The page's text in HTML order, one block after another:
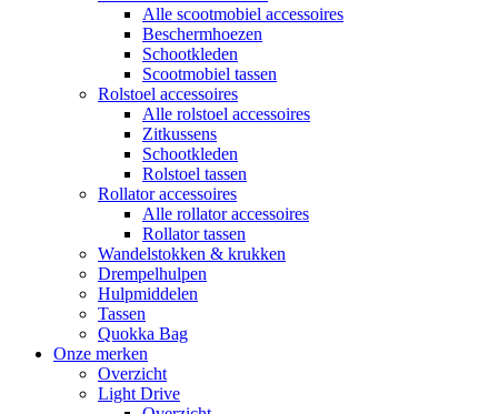
Alle scootmobiel accessoires
Beschermhoezen
Schootkleden
Scootmobiel tassen
Rolstoel accessoires
Alle rolstoel accessoires
Zitkussens
Schootkleden
Rolstoel tassen
Rollator accessoires
Alle rollator accessoires
Rollator tassen
Wandelstokken & krukken
Drempelhulpen
Hulpmiddelen
Tassen
Quokka Bag
Onze merken
Overzicht
Light Drive